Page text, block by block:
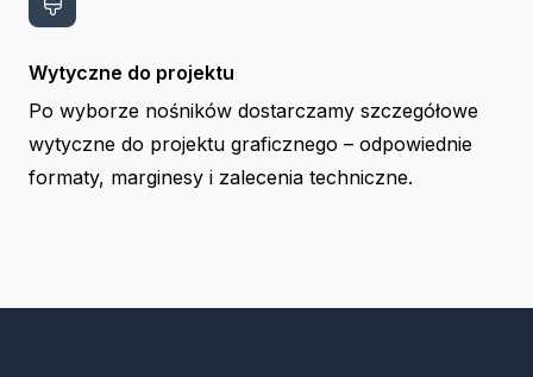
Wytyczne do projektu
Po wyborze nośników dostarczamy szczegółowe
wytyczne do projektu graficznego – odpowiednie
formaty, marginesy i zalecenia techniczne.